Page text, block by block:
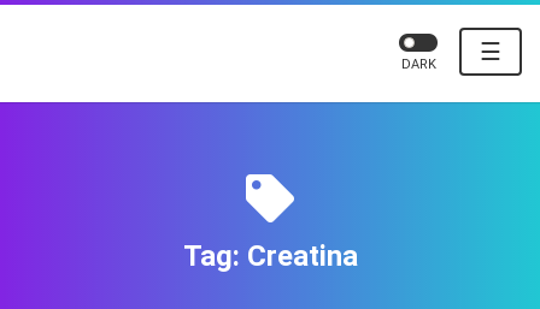
☰
DARK
Tag: Creatina